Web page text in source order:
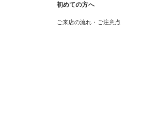
初めての方へ
ご来店の流れ・ご注意点